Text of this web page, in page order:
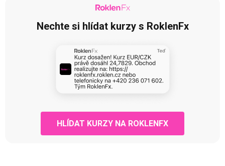
Nechte si hlídat kurzy s RoklenFx
HLÍDAT KURZY NA ROKLENFX